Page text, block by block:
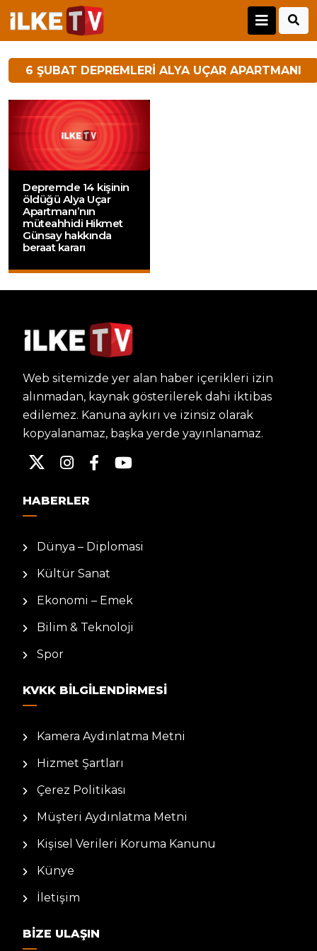
6 ŞUBAT DEPREMLERI ALYA UÇAR APARTMANI
Depremde 14 kişinin
öldüğü Alya Uçar
Apartmanı’nın
müteahhidi Hikmet
Günsay hakkında
beraat kararı
Web sitemizde yer alan haber içerikleri izin
alınmadan, kaynak gösterilerek dahi iktibas
edilemez. Kanuna aykırı ve izinsiz olarak
kopyalanamaz, başka yerde yayınlanamaz.
HABERLER
Dünya – Diplomasi
Kültür Sanat
Ekonomi – Emek
Bilim & Teknoloji
Spor
KVKK BILGILENDIRMESI
Kamera Aydınlatma Metni
Hizmet Şartları
Çerez Politikası
Müşteri Aydınlatma Metni
Kişisel Verileri Koruma Kanunu
Künye
İletişim
BIZE ULAŞIN